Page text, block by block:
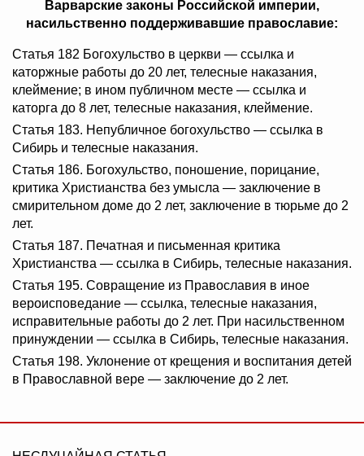
Варварские законы Российской империи,
насильственно поддерживавшие православие:
Статья 182 Богохульство в церкви — ссылка и
каторжные работы до 20 лет, телесные наказания,
клеймение; в ином публичном месте — ссылка и
каторга до 8 лет, телесные наказания, клеймение.
Статья 183. Непубличное богохульство — ссылка в
Сибирь и телесные наказания.
Статья 186. Богохульство, поношение, порицание,
критика Христианства без умысла — заключение в
смирительном доме до 2 лет, заключение в тюрьме до 2
лет.
Статья 187. Печатная и письменная критика
Христианства — ссылка в Сибирь, телесные наказания.
Статья 195. Совращение из Православия в иное
вероисповедание — ссылка, телесные наказания,
исправительные работы до 2 лет. При насильственном
принуждении — ссылка в Сибирь, телесные наказания.
Статья 198. Уклонение от крещения и воспитания детей
в Православной вере — заключение до 2 лет.